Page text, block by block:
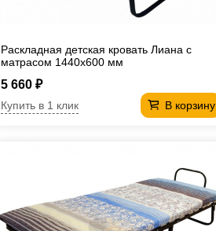
Раскладная детская кровать Лиана с
матрасом 1440х600 мм
5 660 ₽
В корзину
Купить в 1 клик